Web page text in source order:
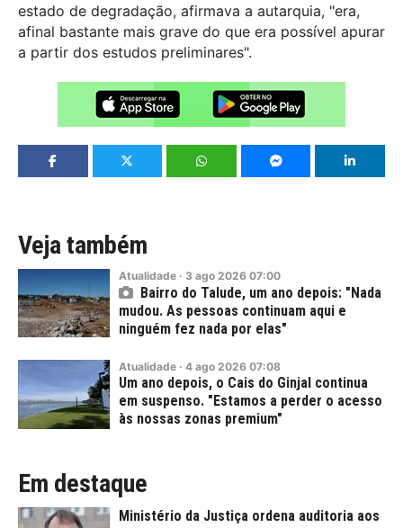
estado de degradação, afirmava a autarquia, "era,
afinal bastante mais grave do que era possível apurar
a partir dos estudos preliminares".
Veja também
Atualidade · 3 ago 2026 07:00
Bairro do Talude, um ano depois: "Nada
mudou. As pessoas continuam aqui e
ninguém fez nada por elas"
Atualidade · 4 ago 2026 07:08
Um ano depois, o Cais do Ginjal continua
em suspenso. "Estamos a perder o acesso
às nossas zonas premium"
Em destaque
Ministério da Justiça ordena auditoria aos